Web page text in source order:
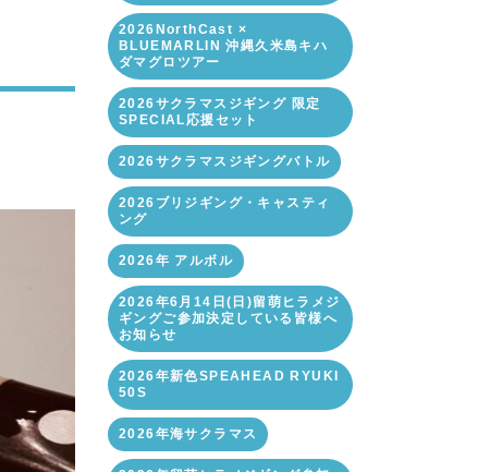
2026NorthCast ×
BLUEMARLIN 沖縄久米島キハ
ダマグロツアー
2026サクラマスジギング 限定
SPECIAL応援セット
2026サクラマスジギングバトル
2026ブリジギング・キャスティ
ング
2026年 アルボル
2026年6月14日(日)留萌ヒラメジ
ギングご参加決定している皆様へ
お知らせ
2026年新色SPEAHEAD RYUKI
50S
2026年海サクラマス